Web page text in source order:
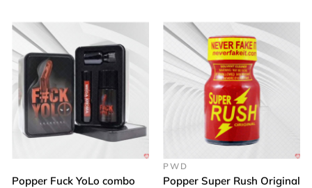
Popper Fuck YoLo combo
PWD
Popper Super Rush Original